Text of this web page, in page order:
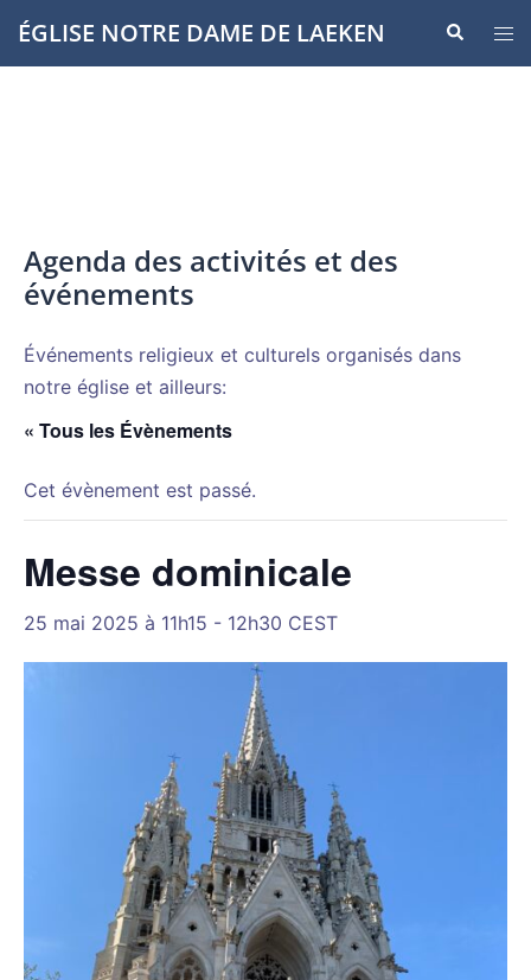
Aller
auÉGLISE NOTRE DAME DE LAEKEN
le
Agenda des activités et des
événements
Événements religieux et culturels organisés dans
notre église et ailleurs:
« Tous les Évènements
Cet évènement est passé.
Messe dominicale
25 mai 2025 à 11h15 - 12h30 CEST